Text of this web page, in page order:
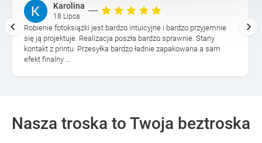
Karolina
18 Lipca
Robienie fotoksiążki jest bardzo intuicyjne i bardzo przyjemnie
się ją projektuje. Realizacja poszła bardzo sprawnie. Stany
kontakt z printu. Przesyłka bardzo ładnie zapakowana a sam
efekt finalny ...
Nasza troska to Twoja beztroska